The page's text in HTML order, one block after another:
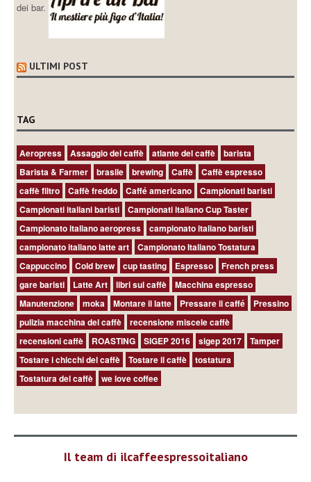
dei bar.
ULTIMI POST
TAG
Aeropress Assaggio del caffè atlante del caffè
barista
Barista & Farmer
brasile brewing Caffè
Caffè espresso
caffè filtro
Caffè freddo Caffé americano
Campionati baristi
Campionati italiani baristi
Campionati italiano Cup Taster
Campionato italiano aeropress
campionato italiano baristi
campionato italiano latte art
Campionato Italiano Tostatura
Cappuccino
Cold brew cup tasting Espresso
French press
gare baristi
Latte Art libri sul caffè
Macchina espresso
Manutenzione
moka Montare il latte Pressare il caffé
Pressino
pulizia macchina del caffè
recensione miscele caffè
recensioni caffè
ROASTING SIGEP 2016 sigep 2017
Tamper
Tostare i chicchi del caffè
Tostare il caffè
tostatura
Tostatura del caffè
we love coffee
Il team di ilcaffeespressoitaliano